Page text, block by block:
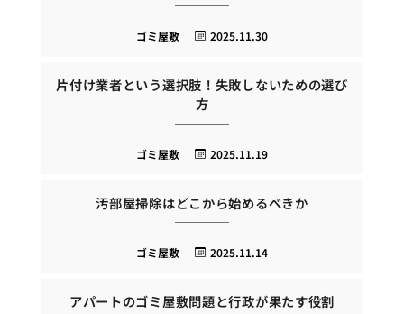
2025.11.30
ゴミ屋敷
片付け業者という選択肢！失敗しないための選び
方
2025.11.19
ゴミ屋敷
汚部屋掃除はどこから始めるべきか
2025.11.14
ゴミ屋敷
アパートのゴミ屋敷問題と行政が果たす役割